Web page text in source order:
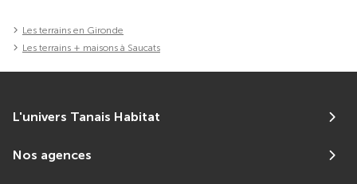
Les terrains en Gironde
Les terrains + maisons à Saucats
L'univers Tanais Habitat
Nos agences